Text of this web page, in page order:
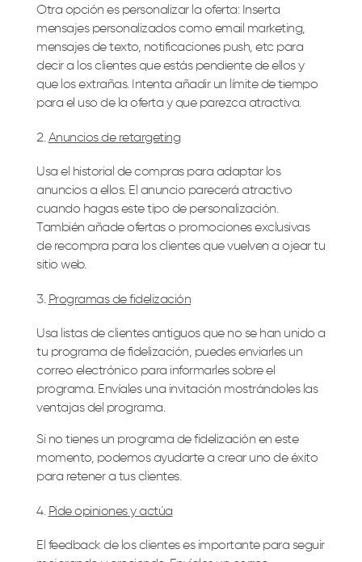
Otra opción es personalizar la oferta: Inserta
mensajes personalizados como email marketing,
mensajes de texto, notificaciones push, etc para
decir a los clientes que estás pendiente de ellos y
que los extrañas. Intenta añadir un límite de tiempo
para el uso de la oferta y que parezca atractiva.
Anuncios de retargeting
Usa el historial de compras para adaptar los
anuncios a ellos. El anuncio parecerá atractivo
cuando hagas este tipo de personalización.
También añade ofertas o promociones exclusivas
de recompra para los clientes que vuelven a ojear tu
sitio web.
Programas de fidelización
Usa listas de clientes antiguos que no se han unido a
tu programa de fidelización, puedes enviarles un
correo electrónico para informarles sobre el
programa. Envíales una invitación mostrándoles las
ventajas del programa.
Si no tienes un programa de fidelización en este
momento, podemos ayudarte a crear uno de éxito
para retener a tus clientes.
Pide opiniones y actúa
El feedback de los clientes es importante para seguir